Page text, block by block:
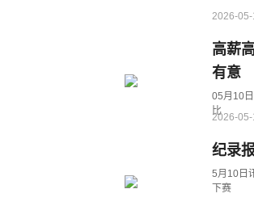
2026-05-
高薪
有意
05月10
比
2026-05-
纪录
5月10日
下赛